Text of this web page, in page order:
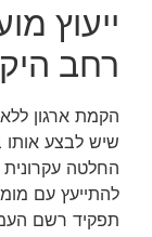
ייעוץ
רחב
הקמת ארגון
שיש לבצע אותו
החלטה
להתייעץ עם
תפקיד רשם